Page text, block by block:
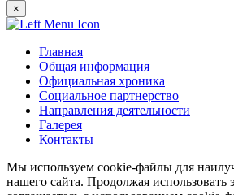
×
Главная
Общая информация
Официальная хроника
Социальное партнерство
Направления деятельности
Галерея
Контакты
Мы используем cookie-файлы для
нашего сайта. Продолжая использовать